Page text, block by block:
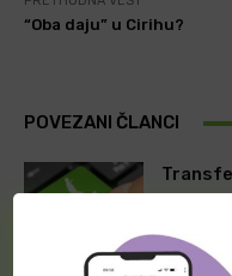
“Oba daju” u Cirihu?
POVEZANI ČLANCI